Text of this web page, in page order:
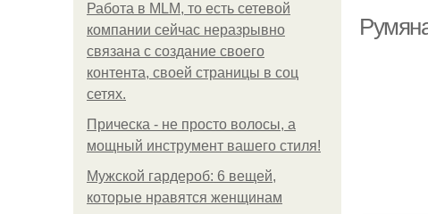
Работа в MLM, то есть сетевой
компании сейчас неразрывно
связана с создание своего
контента, своей страницы в соц
сетях.
Прическа - не просто волосы, а
мощный инструмент вашего стиля!
Мужской гардероб: 6 вещей,
которые нравятся женщинам